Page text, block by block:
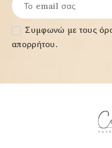
Συμφωνώ με τους
απορρήτου.